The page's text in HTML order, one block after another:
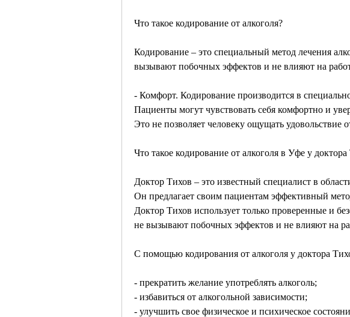
Что такое кодирование от алкоголя?
Кодирование – это специальный метод лечения
вызывают побочных эффектов и не влияют на
- Комфорт. Кодирование производится в
Пациенты могут чувствовать себя комфортно и
Это не позволяет человеку ощущать удовольствие
Что такое кодирование от алкоголя в Уфе у доктора
Доктор Тихов – это известный специалист в
Он предлагает своим пациентам эффективный
Доктор Тихов использует только проверенные и
не вызывают побочных эффектов и не влияют на
С помощью кодирования от алкоголя у доктора
- прекратить желание употреблять алкоголь;
- избавиться от алкогольной зависимости;
- улучшить свое физическое и психическое